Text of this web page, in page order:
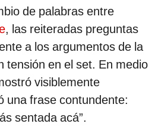
de palabras entre
, las reiteradas preguntas
a los argumentos de la
tensión en el set. En medio
visiblemente
una frase contundente:
sentada acá”.